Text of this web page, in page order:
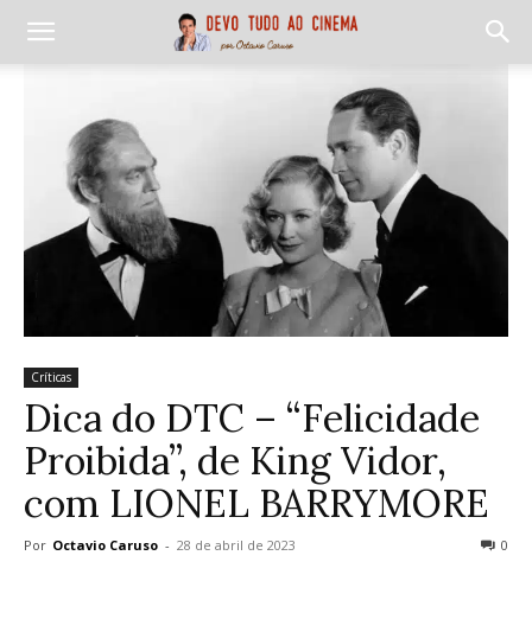
Críticas
Dica do DTC – “Felicidade
Proibida”, de King Vidor,
com LIONEL BARRYMORE
Por Octavio Caruso - 28 de abril de 2023 0